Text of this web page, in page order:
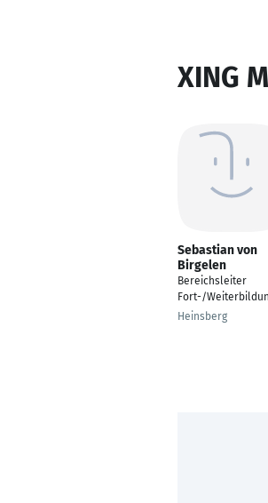
XING
Sebastian von
Birgelen
Bereichsleiter
Fort-/
Heinsberg